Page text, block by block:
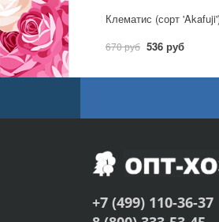
Клематис (сорт
670 руб 536 руб
+7 (499) 110-36-37